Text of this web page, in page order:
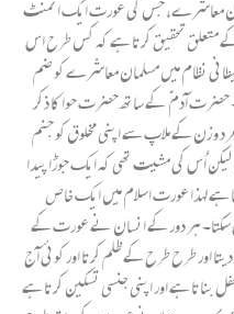
معاشرے، جس کی عورت ایک انمنٹ
متعلق تحقیق کرتا ہے کہ کس طرح اس
نظام میں مسلمان معاشرے کو ضم
آدم ؑ کے ساتھ حضرت حوا کا ذکر
و زن کے ملاپ سے اپنی مخلوق کو جنم
لیکن اُس کی مشیت تھی کہ ایک جوڑا پیدا
ہے لہذا عورت اسلام میں ایک خاص
ہر دور کے انسان نے عورت کے
اور طرح طرح کے ظلم کرتا اور کوئی آج
بناتا ہے اور اپنی جنسی تسکین کرتا ہے